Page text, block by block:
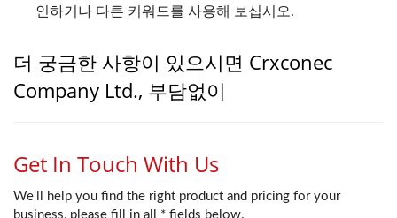
인하거나 다른 키워드를 사용해 보십시오.
더 궁금한 사항이 있으시면 Crxconec
Company Ltd., 부담없이